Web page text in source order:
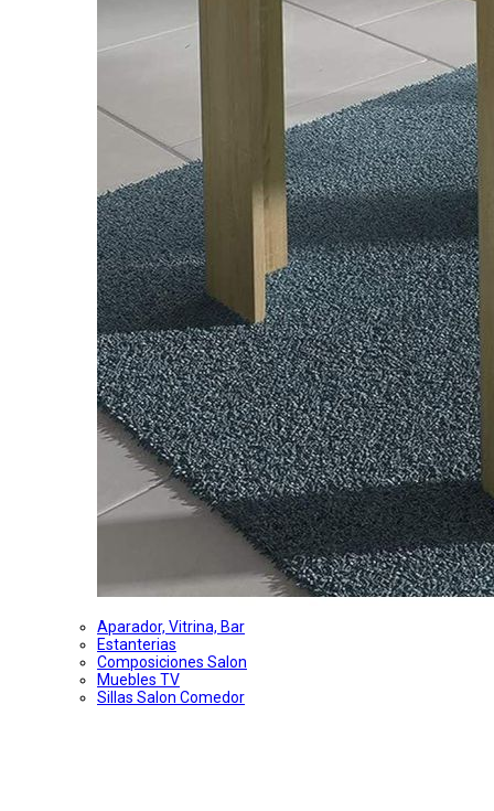
Aparador, Vitrina, Bar
Estanterias
Composiciones Salon
Muebles TV
Sillas Salon Comedor